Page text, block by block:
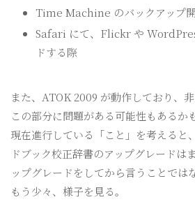
Time Machine のバックアップ
Safari にて、Flickr や
ドする際
また、ATOK 2009 が動作しており、
この部分に問題がある可能性もあるか
現在進行している「こと」を考えると
ドブック校正辞書のアップグレードは
ップグレードをしてから言うことで
もう少々、様子を見る。